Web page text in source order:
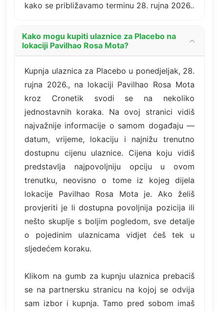
kako se približavamo terminu 28. rujna 2026..
Kako mogu kupiti ulaznice za Placebo na
lokaciji Pavilhao Rosa Mota?
Kupnja ulaznica za Placebo u ponedjeljak, 28.
rujna 2026., na lokaciji Pavilhao Rosa Mota
kroz Cronetik svodi se na nekoliko
jednostavnih koraka. Na ovoj stranici vidiš
najvažnije informacije o samom događaju —
datum, vrijeme, lokaciju i najnižu trenutno
dostupnu cijenu ulaznice. Cijena koju vidiš
predstavlja najpovoljniju opciju u ovom
trenutku, neovisno o tome iz kojeg dijela
lokacije Pavilhao Rosa Mota je. Ako želiš
provjeriti je li dostupna povoljnija pozicija ili
nešto skuplje s boljim pogledom, sve detalje
o pojedinim ulaznicama vidjet ćeš tek u
sljedećem koraku.
Klikom na gumb za kupnju ulaznica prebaciš
se na partnersku stranicu na kojoj se odvija
sam izbor i kupnja. Tamo pred sobom imaš